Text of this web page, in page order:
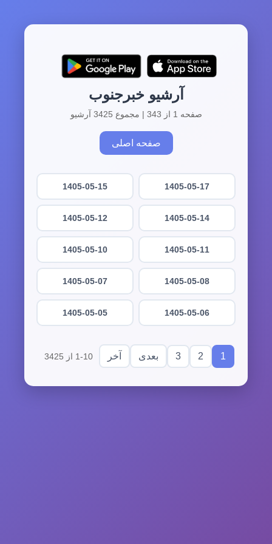
آرشیو خبرجنوب
صفحه 1 از 343 | مجموع 3425 آرشیو
صفحه اصلی
1405-05-17
1405-05-15
1405-05-14
1405-05-12
1405-05-11
1405-05-10
1405-05-08
1405-05-07
1405-05-06
1405-05-05
1
2
3 بعدی آخر 1-10 از 3425